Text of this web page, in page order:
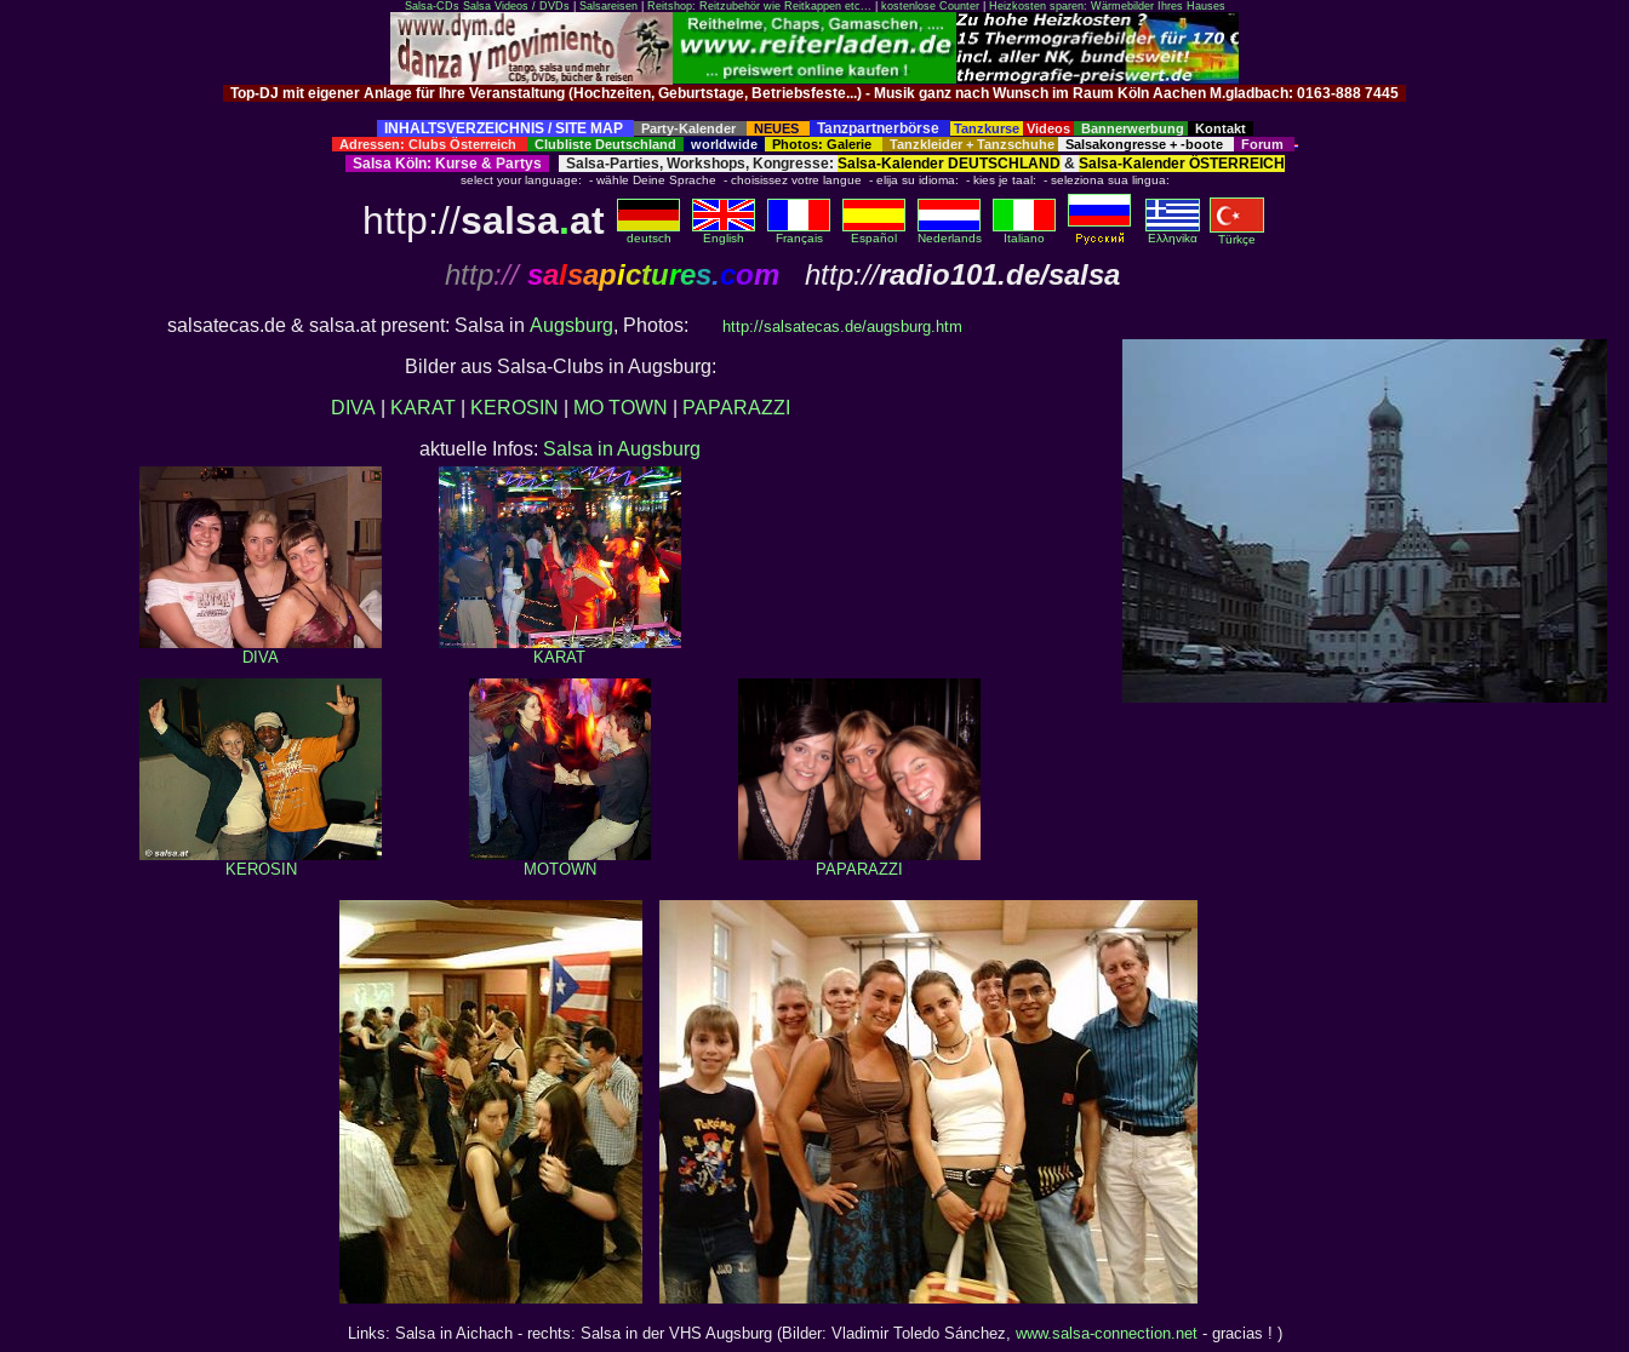
Salsa-CDs Salsa Videos / DVDs| Salsareisen| Reitshop: Reitzubehör wie Reitkappen etc... kostenlose Counter| Heizkosten sparen: Wärmebilder Ihres Hauses
Top-DJ mit eigener Anlage für Ihre Veranstaltung (Hochzeiten, Geburtstage, Betriebsfeste...) - Musik ganz nach Wunsch im Raum Köln Aachen M.gladbach: 0163-888 7445
INHALTSVERZEICHNIS / SITE MAP Party-Kalender NEUES Tanzpartnerbörse Tanzkurse Videos Bannerwerbung
Kontakt
Adressen: Clubs Österreich
Clubliste Deutschland worldwide Photos: Galerie Tanzkleider + Tanzschuhe Salsakongresse + -boote Forum
Salsa Köln: Kurse& Partys Salsa-Parties, Workshops, Kongresse: Salsa-Kalender DEUTSCHLAND& Salsa-Kalender ÖSTERREICH
select your language: - wähle Deine Sprache - choisissez votre langue - elija su idioma: - kies je taal: - seleziona sua lingua:
http://salsa.at deutsch English Français Español Nederlands Italiano Eλληvikα Türkçe
http:// salsapictures.com http://radio101.de/salsa
salsatecas.de & salsa.at present: Salsa in Augsburg, Photos: http://salsatecas.de/augsburg.htm
Bilder aus Salsa-Clubs in Augsburg:
DIVA| KARAT| KEROSIN MO TOWN
PAPARAZZI
aktuelle Infos: Salsa in Augsburg
DIVA KARAT
KEROSIN MOTOWN PAPARAZZI
Links: Salsa in Aichach - rechts: Salsa in der VHS Augsburg (Bilder: Vladimir Toledo Sánchez, www.salsa-connection.net- gracias ! )